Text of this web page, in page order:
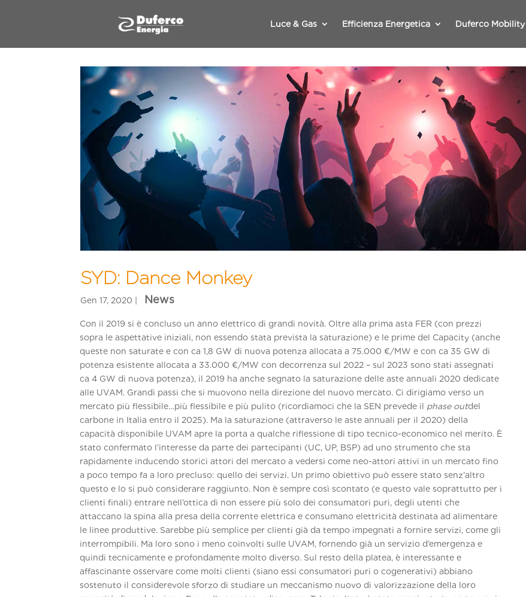
Luce & Gas Efficienza Energetica Duferco Mobility
SYD: Dance Monkey
Con il 2019 si è concluso un anno elettrico di grandi novità. Oltre alla prima asta FER (con prezzi
sopra le aspettative iniziali, non essendo stata prevista la saturazione) e le prime del Capacity (anche
queste non saturate e con ca 1,8 GW di nuova potenza allocata a 75.000 €/MW e con ca 35 GW di
potenza esistente allocata a 33.000 €/MW con decorrenza sul 2022 – sul 2023 sono stati assegnati
ca 4 GW di nuova potenza), il 2019 ha anche segnato la saturazione delle aste annuali 2020 dedicate
alle UVAM. Grandi passi che si muovono nella direzione del nuovo mercato. Ci dirigiamo verso un
mercato più flessibile…più flessibile e più pulito (ricordiamoci che la SEN prevede il phase outdel
carbone in Italia entro il 2025). Ma la saturazione (attraverso le aste annuali per il 2020) della
capacità disponibile UVAM apre la porta a qualche riflessione di tipo tecnico-economico nel merito. È
stato confermato l’interesse da parte dei partecipanti (UC, UP, BSP) ad uno strumento che sta
rapidamente inducendo storici attori del mercato a vedersi come neo-attori attivi in un mercato fino
a poco tempo fa a loro precluso: quello dei servizi. Un primo obiettivo può essere stato senz’altro
questo e lo si può considerare raggiunto. Non è sempre così scontato (e questo vale soprattutto per i
clienti finali) entrare nell’ottica di non essere più solo dei consumatori puri, degli utenti che
attaccano la spina alla presa della corrente elettrica e consumano elettricità destinata ad alimentare
le linee produttive. Sarebbe più semplice per clienti già da tempo impegnati a fornire servizi, come gli
interrompibili. Ma loro sono i meno coinvolti sulle UVAM, fornendo già un servizio d’emergenza e
quindi tecnicamente e profondamente molto diverso. Sul resto della platea, è interessante e
affascinante osservare come molti clienti (siano essi consumatori puri o cogenerativi) abbiano
sostenuto il considerevole sforzo di studiare un meccanismo nuovo di valorizzazione della loro